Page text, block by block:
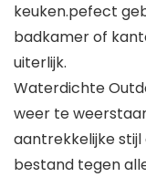
keuken.pefect
badkamer of
uiterlijk.
Waterdichte
weer te
aantrekkelijke stijl
bestand tegen